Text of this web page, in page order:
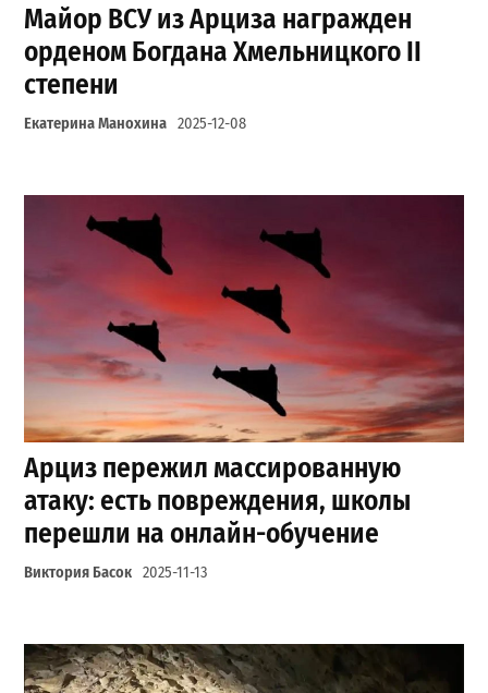
Майор ВСУ из Арциза награжден
орденом Богдана Хмельницкого II
степени
Екатерина Манохина 2025-12-08
Арциз пережил массированную
атаку: есть повреждения, школы
перешли на онлайн-обучение
Виктория Басок 2025-11-13